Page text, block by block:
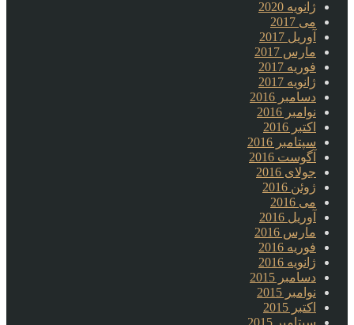
ژانویه 2020
می 2017
آوریل 2017
مارس 2017
فوریه 2017
ژانویه 2017
دسامبر 2016
نوامبر 2016
اکتبر 2016
سپتامبر 2016
آگوست 2016
جولای 2016
ژوئن 2016
می 2016
آوریل 2016
مارس 2016
فوریه 2016
ژانویه 2016
دسامبر 2015
نوامبر 2015
اکتبر 2015